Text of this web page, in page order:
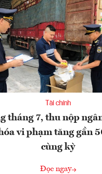
Tài chính
tháng 7, thu nộp
vi phạm tăng gần
cùng kỳ
Đọc ngay